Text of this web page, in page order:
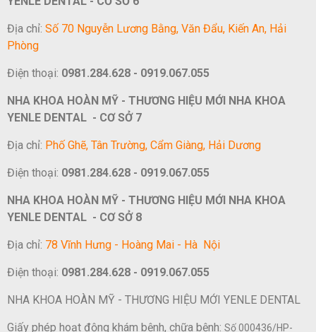
Địa chỉ: Số 70 Nguyễn Lương Bằng, Văn Đẩu, Kiến An, Hải
Phòng
Điện thoại: 0981.284.628 - 0919.067.055
NHA KHOA HOÀN MỸ - THƯƠNG HIỆU MỚI NHA KHOA
YENLE DENTAL - CƠ SỞ 7
Địa chỉ: Phố Ghẽ, Tân Trường, Cẩm Giàng, Hải Dương
Điện thoại: 0981.284.628 - 0919.067.055
NHA KHOA HOÀN MỸ - THƯƠNG HIỆU MỚI NHA KHOA
YENLE DENTAL - CƠ SỞ 8
Địa chỉ: 78 Vĩnh Hưng - Hoàng Mai - Hà Nội
Điện thoại: 0981.284.628 - 0919.067.055
NHA KHOA HOÀN MỸ - THƯƠNG HIỆU MỚI YENLE DENTAL
Giấy phép hoạt động khám bệnh, chữa bệnh: Số 000436/HP-